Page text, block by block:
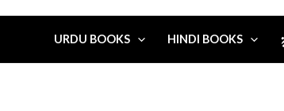
URDU BOOKS HINDI BOOKS